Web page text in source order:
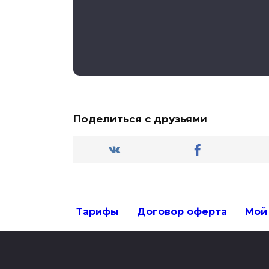
Поделиться с друзьями
Тарифы Договор оферта Мой